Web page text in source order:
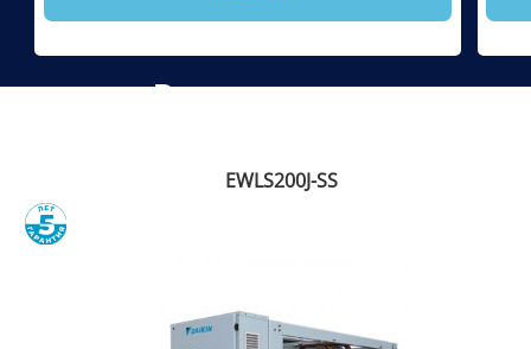
Рекомендуем
EWLS200J-SS